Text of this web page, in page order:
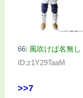
66: 風吹けば名無し
ID:z1Y29TaaM
>>7